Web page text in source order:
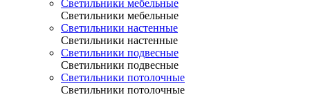
Светильники мебельные
Светильники мебельные
Светильники настенные
Светильники настенные
Светильники подвесные
Светильники подвесные
Светильники потолочные
Светильники потолочные